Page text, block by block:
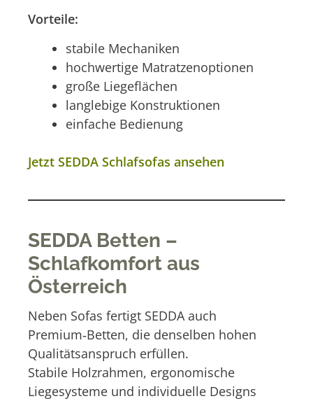
Vorteile:
stabile Mechaniken
hochwertige Matratzenoptionen
große Liegeflächen
langlebige Konstruktionen
einfache Bedienung
Jetzt SEDDA Schlafsofas ansehen
SEDDA Betten –
Schlafkomfort aus
Österreich
Neben Sofas fertigt SEDDA auch
Premium‑Betten, die denselben hohen
Qualitätsanspruch erfüllen.
Stabile Holzrahmen, ergonomische
Liegesysteme und individuelle Designs